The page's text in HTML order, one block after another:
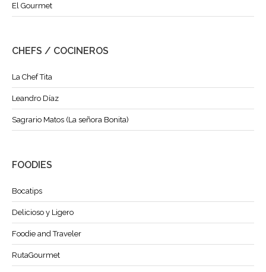
El Gourmet
CHEFS / COCINEROS
La Chef Tita
Leandro Díaz
Sagrario Matos (La señora Bonita)
FOODIES
Bocatips
Delicioso y Ligero
Foodie and Traveler
RutaGourmet